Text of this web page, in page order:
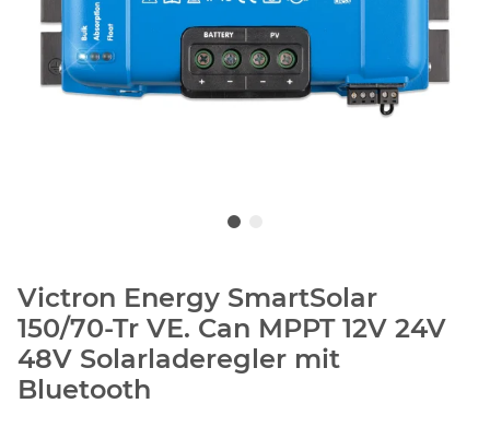
Victron Energy SmartSolar
150/70-Tr VE. Can MPPT 12V 24V
48V Solarladeregler mit
Bluetooth